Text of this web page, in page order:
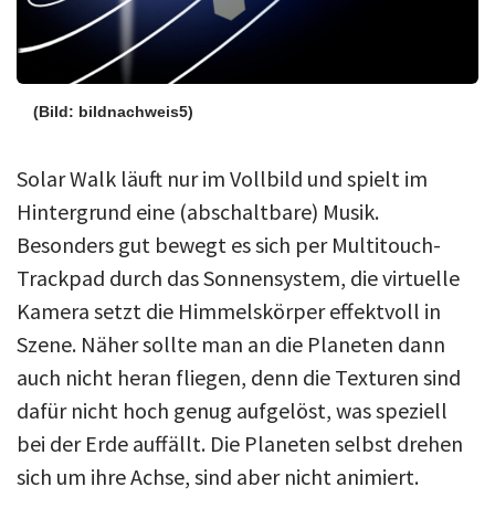
(Bild: bildnachweis5)
Solar Walk läuft nur im Vollbild und spielt im
Hintergrund eine (abschaltbare) Musik.
Besonders gut bewegt es sich per Multitouch-
Trackpad durch das Sonnensystem, die virtuelle
Kamera setzt die Himmelskörper effektvoll in
Szene. Näher sollte man an die Planeten dann
auch nicht heran fliegen, denn die Texturen sind
dafür nicht hoch genug aufgelöst, was speziell
bei der Erde auffällt. Die Planeten selbst drehen
sich um ihre Achse, sind aber nicht animiert.